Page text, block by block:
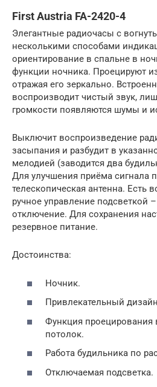
First Austria FA-2420-4
Элегантные радиочасы с
несколькими способами
ориентирование в спальне в
функции ночника. Проецируют
отражая его зеркально.
воспроизводит чистый звук,
громкости появляются шумы и
Выключит воспроизведение
засыпания и разбудит в
мелодией (заводится два
Для улучшения приёма сигнала
телескопическая антенна. Есть
ручное управление подсветкой
отключение. Для сохранения
резервное питание.
Достоинства:
Ночник.
Привлекательный
Функция проецирования
потолок.
Работа будильника по
Отключаемая подсветка.